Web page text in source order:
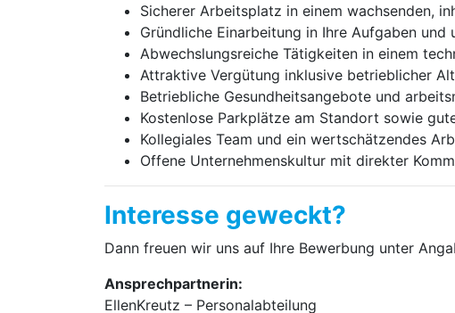
Sicherer Arbeitsplatz in einem wachsenden,
Gründliche Einarbeitung in Ihre Aufgaben und
Abwechslungsreiche Tätigkeiten in einem
Attraktive Vergütung inklusive betrieblicher
Betriebliche Gesundheitsangebote und
Kostenlose Parkplätze am Standort sowie
Kollegiales Team und ein wertschätzendes
Offene Unternehmenskultur mit direkter
Interesse geweckt?
Dann freuen wir uns auf Ihre Bewerbung unter
Ansprechpartnerin:
EllenKreutz – Personalabteilung